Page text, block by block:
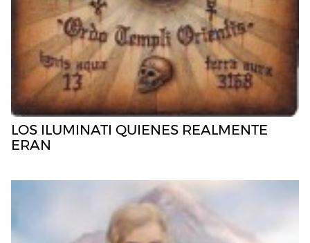
LOS ILUMINATI QUIENES REALMENTE
ERAN